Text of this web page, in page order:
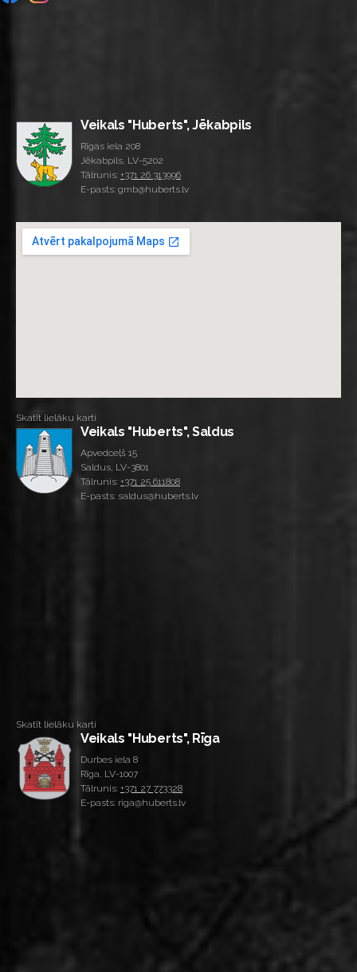
Veikals "Huberts", Jēkabpils
Rīgas iela 208
Jēkabpils, LV-5202
Tālrunis: +371 26 313996
E-pasts: gmb@huberts.lv
Skatīt lielāku karti
Veikals "Huberts", Saldus
Apvedceļš 15
Saldus, LV-3801
Tālrunis: +371 25 611808
E-pasts: saldus@huberts.lv
Skatīt lielāku karti
Veikals "Huberts", Rīga
Durbes iela 8
Rīga, LV-1007
Tālrunis: +371 27 773328
E-pasts: riga@huberts.lv